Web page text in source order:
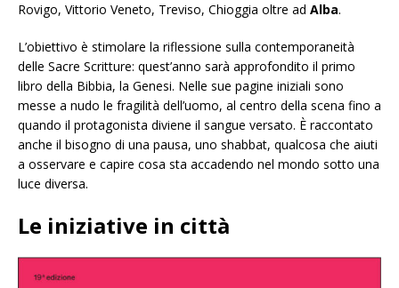
Rovigo, Vittorio Veneto, Treviso, Chioggia oltre ad Alba.
L’obiettivo è stimolare la riflessione sulla contemporaneità
delle Sacre Scritture: quest’anno sarà approfondito il primo
libro della Bibbia, la Genesi. Nelle sue pagine iniziali sono
messe a nudo le fragilità dell’uomo, al centro della scena fino a
quando il protagonista diviene il sangue versato. È raccontato
anche il bisogno di una pausa, uno shabbat, qualcosa che aiuti
a osservare e capire cosa sta accadendo nel mondo sotto una
luce diversa.
Le iniziative in città